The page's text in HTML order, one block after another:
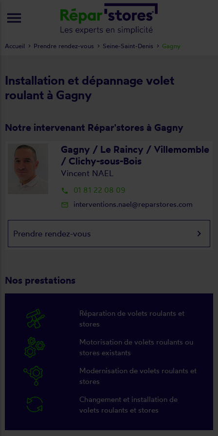
Installation et dépannage volet
roulant à Gagny
Notre intervenant Répar'stores à Gagny
Gagny / Le Raincy / Villemomble
/ Clichy-sous-Bois
Vincent NAEL
local_phone 01 81 22 08 09
mail_outline interventions.nael@reparstores.com
Prendre rendez-vous keyboard_arrow_right
Nos prestations
Réparation de volets roulants et
stores
Motorisation de volets roulants ou
stores existants
Modernisation de volets roulants et
stores
Changement et installation de
volets roulants et stores
Accueil Prendre rendez-vous Seine-Saint-Denis Gagny
menu